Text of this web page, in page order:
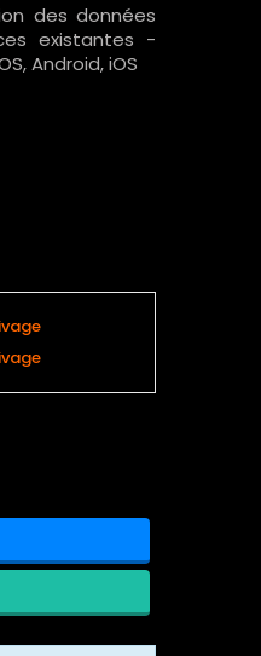
des données
existantes -
Android, iOS